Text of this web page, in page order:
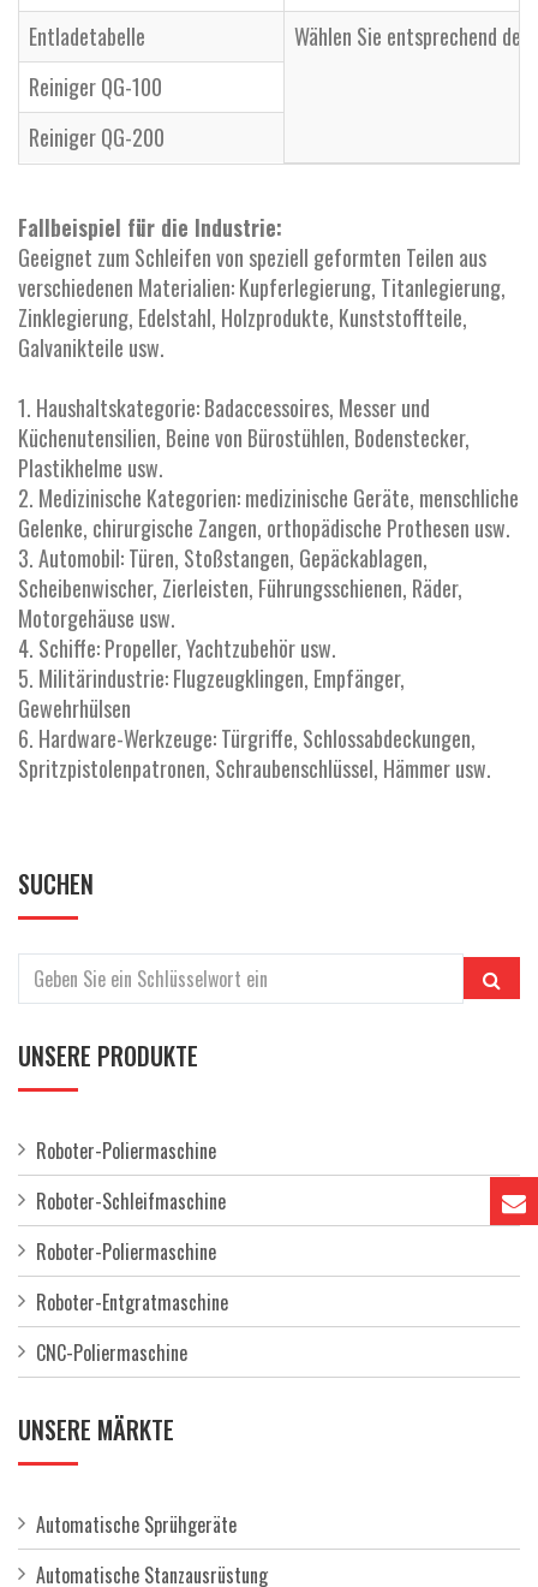
Entladetabelle
Wählen Sie entsprechend
Reiniger QG-100
Reiniger QG-200
Fallbeispiel für die Industrie:
Geeignet zum Schleifen von speziell geformten Teilen aus
verschiedenen Materialien: Kupferlegierung, Titanlegierung,
Zinklegierung, Edelstahl, Holzprodukte, Kunststoffteile,
Galvanikteile usw.
1. Haushaltskategorie: Badaccessoires, Messer und
Küchenutensilien, Beine von Bürostühlen, Bodenstecker,
Plastikhelme usw.
2. Medizinische Kategorien: medizinische Geräte, menschliche
Gelenke, chirurgische Zangen, orthopädische Prothesen usw.
3. Automobil: Türen, Stoßstangen, Gepäckablagen,
Scheibenwischer, Zierleisten, Führungsschienen, Räder,
Motorgehäuse usw.
4. Schiffe: Propeller, Yachtzubehör usw.
5. Militärindustrie: Flugzeugklingen, Empfänger,
Gewehrhülsen
6. Hardware-Werkzeuge: Türgriffe, Schlossabdeckungen,
Spritzpistolenpatronen, Schraubenschlüssel, Hämmer usw.
SUCHEN
UNSERE PRODUKTE
Roboter-Poliermaschine
Roboter-Schleifmaschine
Roboter-Poliermaschine
Roboter-Entgratmaschine
CNC-Poliermaschine
UNSERE MÄRKTE
Automatische Sprühgeräte
Automatische Stanzausrüstung